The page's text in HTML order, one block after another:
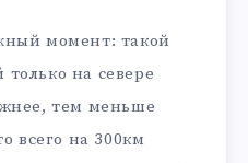
момент: такой
на севере
тем меньше
всего на 300км